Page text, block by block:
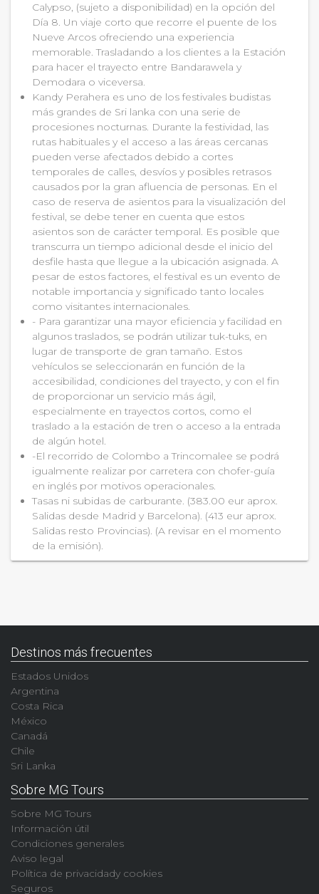
Calypso, (sujeto a disponibilidad) en la opción del
Día 8. Un viaje corto que recorre el puente de los
Nueve Arcos ofreciendo una experiencia
memorable. Trasladando a los clientes a la Estación
para hacer el trayecto entre Bandarawela y
Demodara o viceversa.
Kandy Perahera es uno de los festivales budistas
más grandes de Sri lanka con una serie de
procesiones nocturnas. Durante la festividad, las
rutas habituales y el acceso a las áreas cercanas
pueden verse afectados debido a cortes
temporales de calles, desvíos y posibles retrasos
causados por la gran afluencia de personas. En el
caso de reserva de asientos para la visualización del
festival, se debe tener en cuenta que estos
asientos son de carácter temporal. Es posible que
transcurra un tiempo adicional desde el inicio del
desfile hasta que llegue a la ubicación asignada. A
pesar de estos factores, el festival es un evento de
notable importancia y significado tanto locales
como visitantes internacionales.
- Para garantizar una mayor eficiencia y facilidad en
algunos traslados, se podrán utilizar tuk-tuks, en
lugar de transporte de gran tamaño. Estos
vehículos se seleccionarán en función de la
accesibilidad, condiciones del trayecto, y con el fin
de proporcionar un servicio más ágil,
especialmente en trayectos cortos, como el
traslado a la estación de tren o acceso a la entrada
de algún hotel.
-El recorrido de Colombo a Trincomalee se podrá
igualmente realizar por carretera con chofer-guía
en inglés por motivos operacionales.
Tasas ni subidas de carburante. (383.00 eur aprox.
Salidas desde Madrid y Barcelona). (413 eur aprox.
Salidas resto Provincias). (A revisar en el momento
de la emisión).
Destinos más frecuentes
Estados Unidos
Argentina
Costa Rica
México
Canadá
Chile
Sri Lanka
Sobre MG Tours
Sobre MG Tours
Información útil
Condiciones generales
Aviso legal
Política de privacidady cookies
Seguros